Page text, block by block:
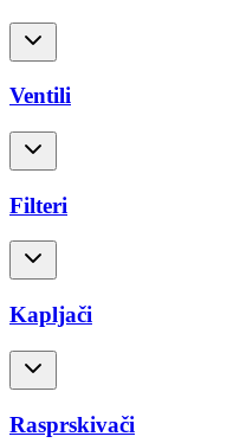
Ventili
Filteri
Kapljači
Rasprskivači